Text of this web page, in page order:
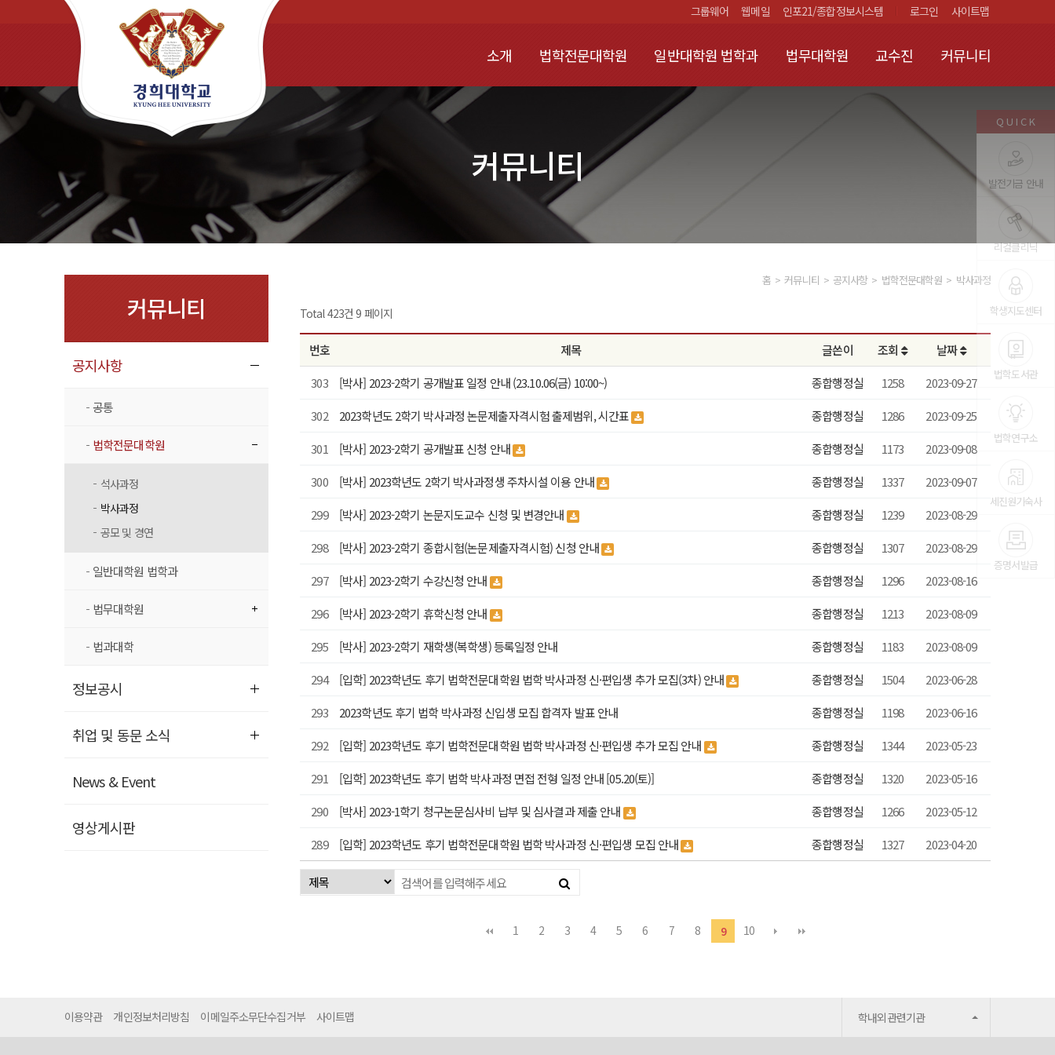
그룹웨어 웹메일 인포21/종합정보시스템 로그인 사이트맵
소개 법학전문대학원 일반대학원 법학과 법무대학원 교수진 커뮤니티
커뮤니티
커뮤니티
공지사항
공통
법학전문대학원
석사과정
박사과정
공모 및 경연
일반대학원 법학과
법무대학원
법과대학
정보공시
취업 및 동문 소식
News & Event
영상게시판
홈 커뮤니티 공지사항 법학전문대학원 박사과정
Total 423건 9 페이지
번호 제목 글쓴이 조회
날짜
303
[박사] 2023-2학기 공개발표 일정 안내 (23.10.06(금) 10:00~) 종합행정실 1258
2023-09-27
302
2023학년도 2학기 박사과정 논문제출자격시험 출제범위, 시간표 종합행정실 1286
2023-09-25
301
[박사] 2023-2학기 공개발표 신청 안내 종합행정실 1173
2023-09-08
300
[박사] 2023학년도 2학기 박사과정생 주차시설 이용 안내 종합행정실 1337
2023-09-07
299
[박사] 2023-2학기 논문지도교수 신청 및 변경안내 종합행정실 1239
2023-08-29
298
[박사] 2023-2학기 종합시험(논문제출자격시험) 신청 안내 종합행정실 1307
2023-08-29
297
[박사] 2023-2학기 수강신청 안내 종합행정실 1296
2023-08-16
296
[박사] 2023-2학기 휴학신청 안내 종합행정실 1213
2023-08-09
295
[박사] 2023-2학기 재학생(복학생) 등록일정 안내 종합행정실 1183
2023-08-09
294
[입학] 2023학년도 후기 법학전문대학원 법학 박사과정 신·편입생 추가 모집(3차) 안내 종합행정실 1504
2023-06-28
293
2023학년도 후기 법학 박사과정 신입생 모집 합격자 발표 안내 종합행정실 1198
2023-06-16
292
[입학] 2023학년도 후기 법학전문대학원 법학 박사과정 신·편입생 추가 모집 안내 종합행정실 1344
2023-05-23
291
[입학] 2023학년도 후기 법학 박사과정 면접 전형 일정 안내 [05.20(토)] 종합행정실 1320
2023-05-16
290
[박사] 2023-1학기 청구논문심사비 납부 및 심사결과 제출 안내 종합행정실 1266
2023-05-12
289
[입학] 2023학년도 후기 법학전문대학원 법학 박사과정 신·편입생 모집 안내 종합행정실 1327 2023-04-20
1 2 3 4 5 6 7 8 9 10
이용약관 개인정보처리방침 이메일주소무단수집거부 사이트맵 학내외관련기관
QUICK
발전기금 안내
리걸클리닉
학생지도센터
법학도서관
법학연구소
세진원기숙사
증명서발급